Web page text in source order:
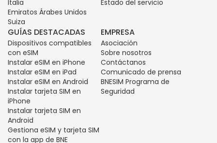
Italia
Emiratos Árabes Unidos
Suiza
Estado del servicio
GUÍAS DESTACADAS
Dispositivos compatibles
con eSIM
Instalar eSIM en iPhone
Instalar eSIM en iPad
Instalar eSIM en Android
Instalar tarjeta SIM en
iPhone
Instalar tarjeta SIM en
Android
Gestiona eSIM y tarjeta SIM
con la app de BNE
EMPRESA
Asociación
Sobre nosotros
Contáctanos
Comunicado de prensa
BNESIM Programa de
Seguridad